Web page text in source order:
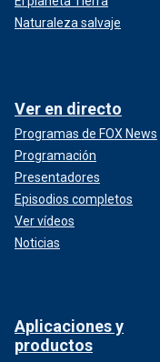
Naturaleza salvaje
Ver en directo
Programas de FOX News
Programación
Presentadores
Episodios completos
Ver vídeos
Noticias
Aplicaciones y
productos